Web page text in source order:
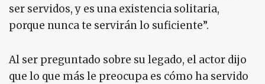
ser servidos, y es una existencia solitaria,
porque nunca te servirán lo suficiente”.
Al ser preguntado sobre su legado, el actor dijo
que lo que más le preocupa es cómo ha servido